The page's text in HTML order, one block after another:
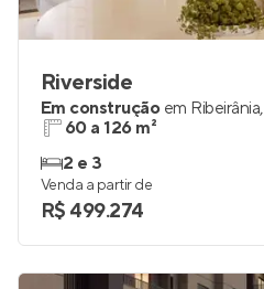
Riverside
Em construção em Ribeirânia,
60 a 126 m²
2 e 3
Venda a partir de
R$ 499.274